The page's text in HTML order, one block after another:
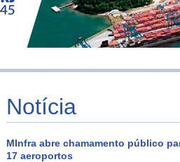
Notícia
MInfra abre chamamento público
17 aeroportos